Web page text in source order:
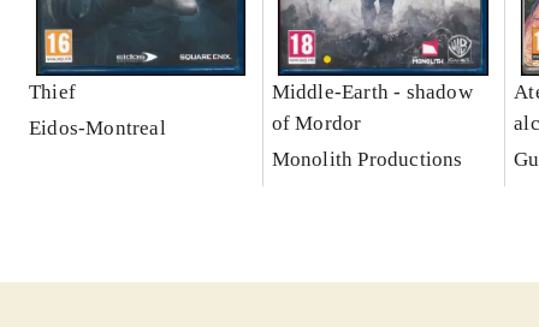
Thief
Eidos-Montreal
Middle-Earth - shadow
of Mordor
Monolith Productions